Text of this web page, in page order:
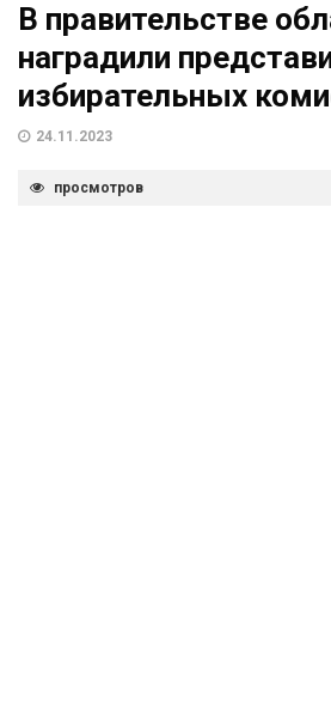
В правительстве
наградили
избирательных
24.11.2023
просмотров